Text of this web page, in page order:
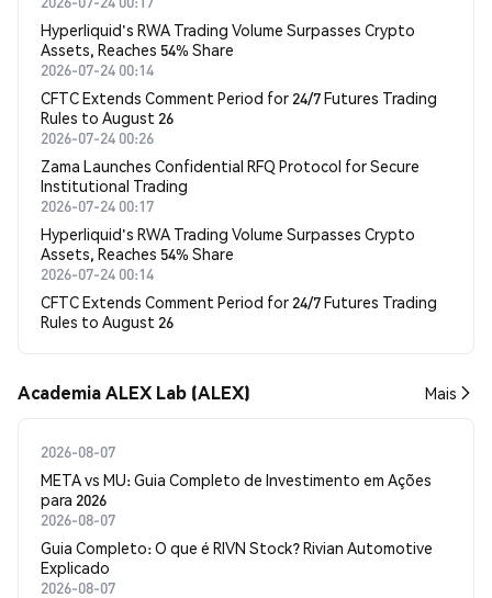
Hyperliquid's RWA Trading Volume Surpasses Crypto
Assets, Reaches 54% Share
2026-07-24 00:14
CFTC Extends Comment Period for 24/7 Futures Trading
Rules to August 26
2026-07-24 00:26
Zama Launches Confidential RFQ Protocol for Secure
Institutional Trading
2026-07-24 00:17
Hyperliquid's RWA Trading Volume Surpasses Crypto
Assets, Reaches 54% Share
2026-07-24 00:14
CFTC Extends Comment Period for 24/7 Futures Trading
Rules to August 26
Academia ALEX Lab (ALEX) Mais
2026-08-07
META vs MU: Guia Completo de Investimento em Ações
para 2026
2026-08-07
Guia Completo: O que é RIVN Stock? Rivian Automotive
Explicado
2026-08-07